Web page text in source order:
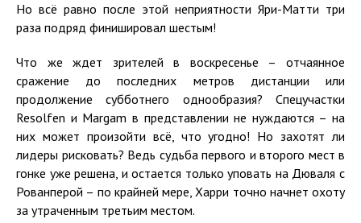
Но всё равно после этой неприятности Яри-Матти три
раза подряд финишировал шестым!
Что же ждет зрителей в воскресенье – отчаянное
сражение до последних метров дистанции или
продолжение субботнего однообразия? Спецучастки
Resolfen и Margam в представлении не нуждаются – на
них может произойти всё, что угодно! Но захотят ли
лидеры рисковать? Ведь судьба первого и второго мест в
гонке уже решена, и остается только уповать на Дюваля с
Рованперой – по крайней мере, Харри точно начнет охоту
за утраченным третьим местом.